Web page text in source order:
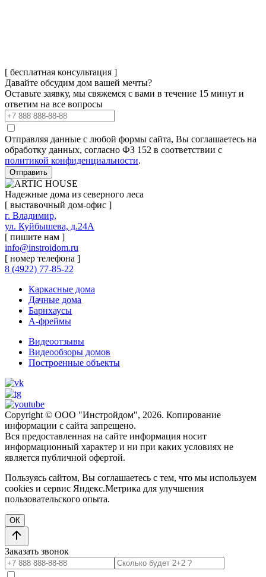
[ бесплатная консультация ]
Давайте обсудим дом вашей мечты?
Оставьте заявку, мы свяжемся с вами в течение 15 минут и
ответим на все вопросы
Отправляя данные с любой формы сайта, Вы соглашаетесь на
обработку данных, согласно ФЗ 152 в соответствии с
политикой конфиденциальности.
Отправить
Надежные дома из северного леса
[ выставочный дом-офис ]
г. Владимир,
ул. Куйбышева, д.24А
[ пишите нам ]
info@instroidom.ru
[ номер телефона ]
8 (4922) 77-85-22
Каркасные дома
Дачные дома
Барнхаусы
А-фреймы
Видеоотзывы
Видеообзоры домов
Построенные объекты
Copyright © ООО "Инстройдом", 2026. Копирование
информации с сайта запрещено.
Вся предоставленная на сайте информация носит
информационный характер и ни при каких условиях не
является публичной офертой.
Пользуясь сайтом, Вы соглашаетесь с тем, что мы используем
cookies и сервис Яндекс.Метрика для улучшения
пользовательского опыта.
ОК
Заказать звонок